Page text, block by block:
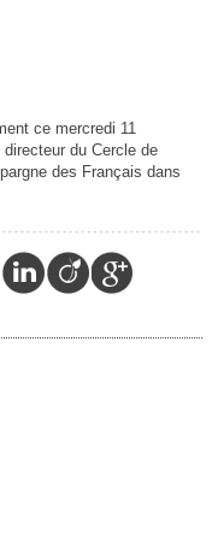
ce mercredi 11
du Cercle de
des Français dans